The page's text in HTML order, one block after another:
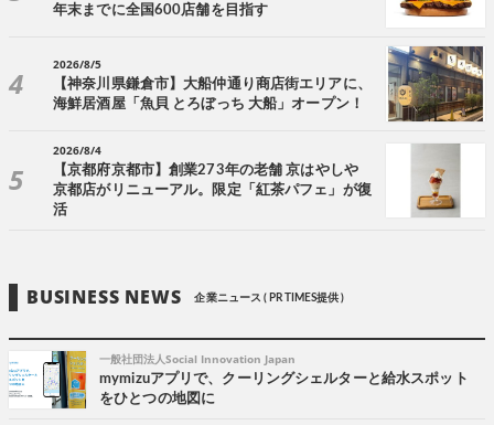
年末までに全国600店舗を目指す
2026/8/5
【神奈川県鎌倉市】大船仲通り商店街エリアに、
海鮮居酒屋「魚貝 とろぼっち 大船」オープン！
2026/8/4
【京都府京都市】創業273年の老舗 京はやしや
京都店がリニューアル。限定「紅茶パフェ」が復
活
BUSINESS NEWS 企業ニュース ( PR TIMES提供 )
一般社団法人Social Innovation Japan
mymizuアプリで、クーリングシェルターと給水スポット
をひとつの地図に